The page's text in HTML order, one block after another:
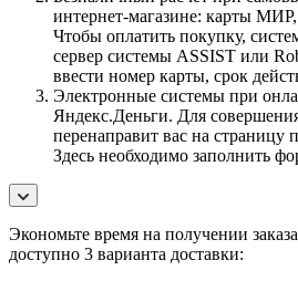
интернет-магазине: карты
Чтобы оплатить покупку,
сервер системы ASSIST или
ввести номер карты, срок
Электронные системы при
Яндекс.Деньги. Для
перенаправит вас на страницу
Здесь необходимо заполнить
Экономьте время на получении
доступно 3 варианта доставки: